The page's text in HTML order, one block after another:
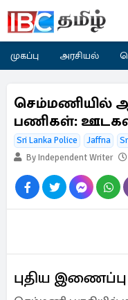
முகப்பு அரசியல்
செம்மணியில்
பணிகள்:
Sri Lanka Police Jaffna
By Independent Writer
புதிய இணைப்பு